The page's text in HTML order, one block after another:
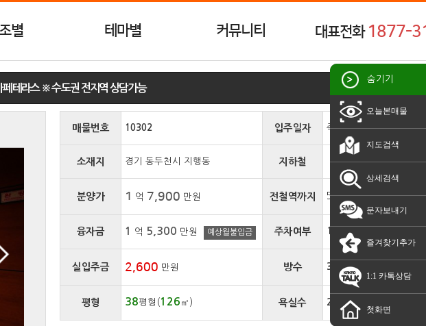
별 테마별 커뮤니티 대표전화1877-
숨기기
오늘본매물
지도검색
상세검색
문자보내기
즐겨찾기추가
1:1 카톡상담
첫화면
테라스 ※ 수도권 전지역 상담가능
매물번호 10302 입주일자 즉시입주
소재지 경기 동두천시 지행동 지하철
분양가 1 억 7,900 만원 전철역까지 5분
융자금 1 억 5,300 만원 예상월불입금 주차여부 1
실입주금 2,600 만원 방수 3 개
평형 38평형(126 ㎡) 욕실수 2 개